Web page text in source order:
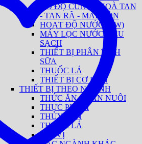
ĐO ĐỘ CỨNG - HOÀ TAN
- TAN RÃ - MÀI MÒN
HOẠT ĐỘ NƯỚC (AW)
MÁY LỌC NƯỚC SIÊU
SẠCH
THIẾT BỊ PHÂN TÍCH
SỮA
THUỐC LÁ
THIẾT BỊ CƠ BẢN
THIẾT BỊ THEO NGÀNH
THỨC ĂN CHĂN NUÔI
THỰC PHẨM
THỦY SẢN
THUỐC LÁ
GIA VỊ